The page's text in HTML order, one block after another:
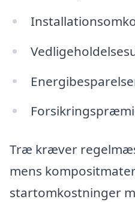
Træ kræver
mens
startomkostninger